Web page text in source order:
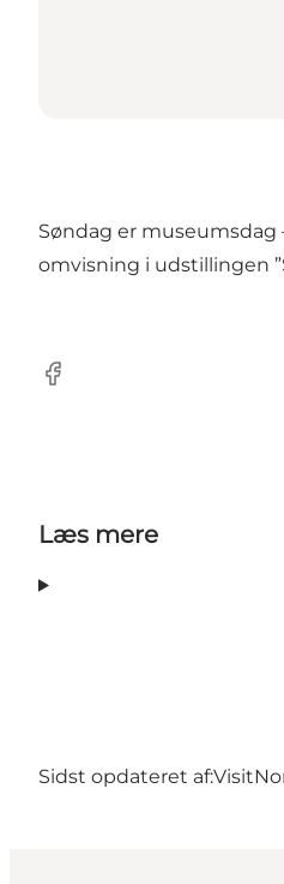
Søndag er
omvisning i udstillingen
Facebook
Læs mere
Sidst opdateret af: